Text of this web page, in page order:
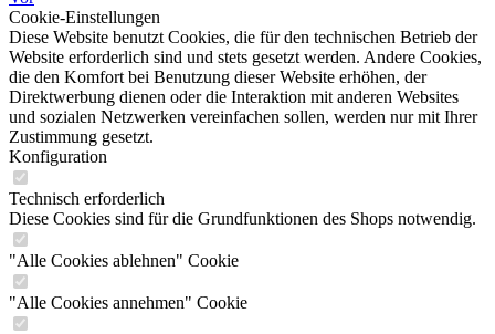
Cookie-Einstellungen
Diese Website benutzt Cookies, die für den technischen Betrieb der
Website erforderlich sind und stets gesetzt werden. Andere Cookies,
die den Komfort bei Benutzung dieser Website erhöhen, der
Direktwerbung dienen oder die Interaktion mit anderen Websites
und sozialen Netzwerken vereinfachen sollen, werden nur mit Ihrer
Zustimmung gesetzt.
Konfiguration
Technisch erforderlich
Diese Cookies sind für die Grundfunktionen des Shops notwendig.
"Alle Cookies ablehnen" Cookie
"Alle Cookies annehmen" Cookie